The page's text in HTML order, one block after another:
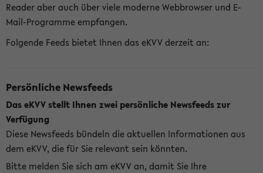
Reader aber auch über viele moderne Webbrowser und E-
Mail-Programme empfangen.
Folgende Feeds bietet Ihnen das eKVV derzeit an:
Persönliche Newsfeeds
Das eKVV stellt Ihnen zwei persönliche Newsfeeds zur
Verfügung
Diese Newsfeeds bündeln die aktuellen Informationen aus
dem eKVV, die für Sie relevant sein könnten.
Bitte melden Sie sich am eKVV an, damit Sie Ihre